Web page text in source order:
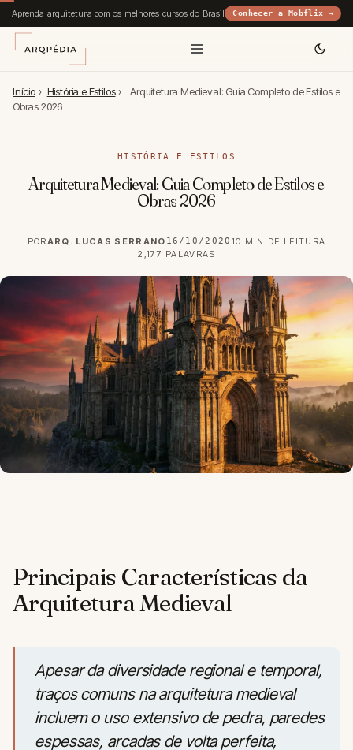
Aprenda arquitetura com os melhores cursos do Brasil Conhecer a Mobflix →
Início › História e Estilos ›
Arquitetura Medieval: Guia Completo de Estilos e
Obras 2026
HISTÓRIA E ESTILOS
Arquitetura Medieval: Guia Completo de Estilos e
Obras 2026
PORARQ. LUCAS SERRANO 16/10/2020 10 MIN DE LEITURA
2,177 PALAVRAS
Principais Características da
Arquitetura Medieval
Apesar da diversidade regional e temporal,
traços comuns na arquitetura medieval
incluem o uso extensivo de pedra, paredes
espessas, arcadas de volta perfeita,